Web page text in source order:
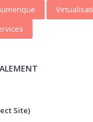
Site)